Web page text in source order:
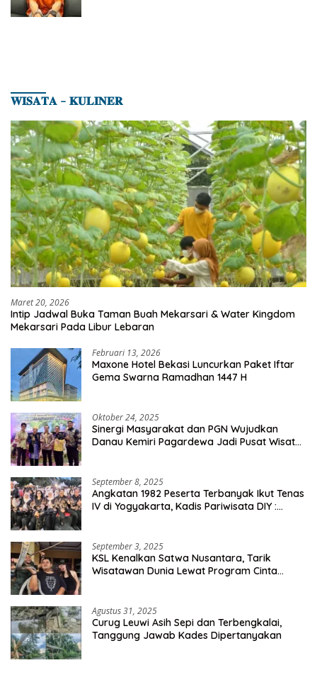
𝐖𝐈𝐒𝐀𝐓𝐀 – 𝐊𝐔𝐋𝐈𝐍𝐄𝐑
Maret 20, 2026
Intip Jadwal Buka Taman Buah Mekarsari & Water Kingdom
Mekarsari Pada Libur Lebaran
Februari 13, 2026
Maxone Hotel Bekasi Luncurkan Paket Iftar
Gema Swarna Ramadhan 1447 H
Oktober 24, 2025
Sinergi Masyarakat dan PGN Wujudkan
Danau Kemiri Pagardewa Jadi Pusat Wisata
September 8, 2025
Angkatan 1982 Peserta Terbanyak Ikut Tenas
IV di Yogyakarta, Kadis Pariwisata DIY :
September 3, 2025
KSL Kenalkan Satwa Nusantara, Tarik
Wisatawan Dunia Lewat Program Cinta
Agustus 31, 2025
Curug Leuwi Asih Sepi dan Terbengkalai,
Tanggung Jawab Kades Dipertanyakan